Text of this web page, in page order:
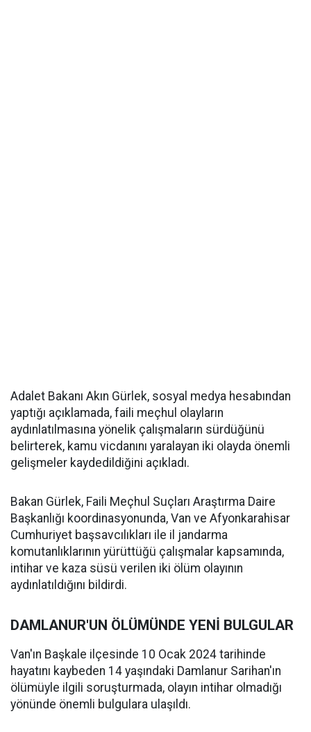
Adalet Bakanı Akın Gürlek, sosyal medya hesabından
yaptığı açıklamada, faili meçhul olayların
aydınlatılmasına yönelik çalışmaların sürdüğünü
belirterek, kamu vicdanını yaralayan iki olayda önemli
gelişmeler kaydedildiğini açıkladı.
Bakan Gürlek, Faili Meçhul Suçları Araştırma Daire
Başkanlığı koordinasyonunda, Van ve Afyonkarahisar
Cumhuriyet başsavcılıkları ile il jandarma
komutanlıklarının yürüttüğü çalışmalar kapsamında,
intihar ve kaza süsü verilen iki ölüm olayının
aydınlatıldığını bildirdi.
DAMLANUR'UN ÖLÜMÜNDE YENİ BULGULAR
Van'ın Başkale ilçesinde 10 Ocak 2024 tarihinde
hayatını kaybeden 14 yaşındaki Damlanur Sarihan'ın
ölümüyle ilgili soruşturmada, olayın intihar olmadığı
yönünde önemli bulgulara ulaşıldı.